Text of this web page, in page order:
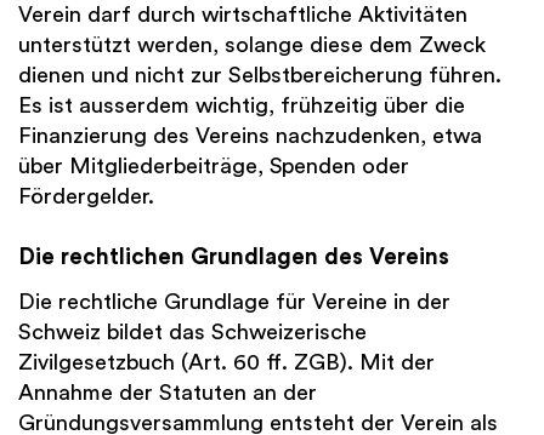
Verein darf durch wirtschaftliche Aktivitäten
unterstützt werden, solange diese dem Zweck
dienen und nicht zur Selbstbereicherung führen.
Es ist ausserdem wichtig, frühzeitig über die
Finanzierung des Vereins nachzudenken, etwa
über Mitgliederbeiträge, Spenden oder
Fördergelder.
Die rechtlichen Grundlagen des Vereins
Die rechtliche Grundlage für Vereine in der
Schweiz bildet das Schweizerische
Zivilgesetzbuch (Art. 60 ff. ZGB). Mit der
Annahme der Statuten an der
Gründungsversammlung entsteht der Verein als